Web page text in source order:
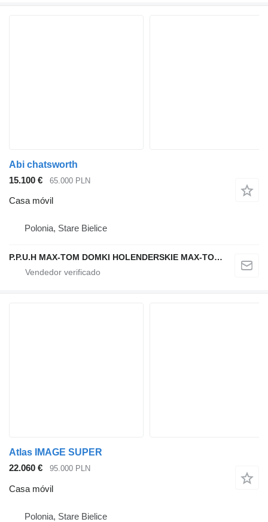
Abi chatsworth
15.100 €
65.000 PLN
Casa móvil
Polonia, Stare Bielice
P.P.U.H MAX-TOM DOMKI HOLENDERSKIE MAX-TOM.COM
Atlas IMAGE SUPER
22.060 €
95.000 PLN
Casa móvil
Polonia, Stare Bielice